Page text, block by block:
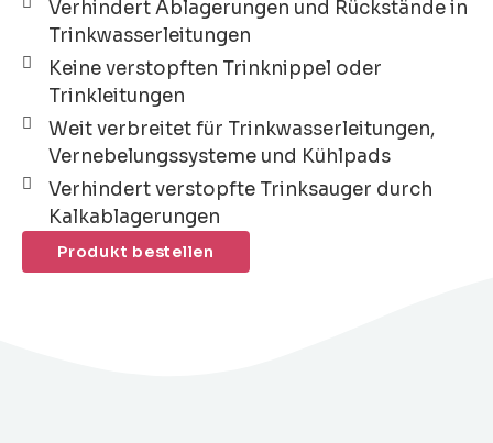
Verhindert Ablagerungen und Rückstände in
Trinkwasserleitungen
Keine verstopften Trinknippel oder
Trinkleitungen
Weit verbreitet für Trinkwasserleitungen,
Vernebelungssysteme und Kühlpads
Verhindert verstopfte Trinksauger durch
Kalkablagerungen
Produkt bestellen